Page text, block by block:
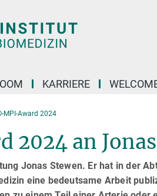
KARRIERE
MPI-Award 2024
an
Jonas Stewen. Er hat in der
eine bedeutsame Arbeit